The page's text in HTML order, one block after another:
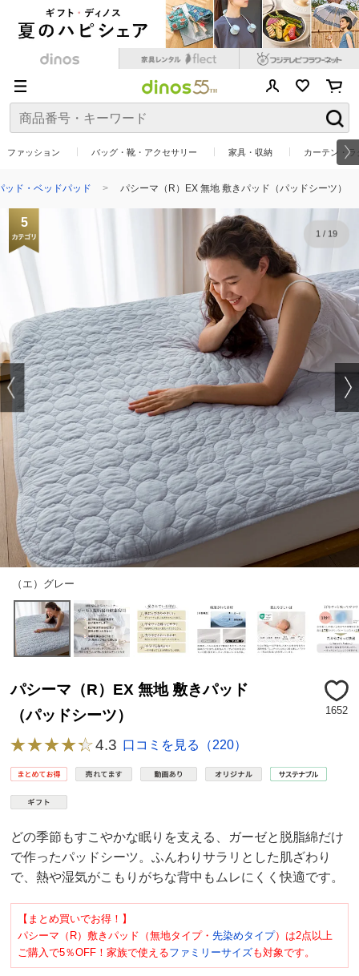
ファッション バッグ・靴・アクセサリー 家具・収納 カーテン・
ッド・ベッドパッド パシーマ（R）EX 無地 敷きパッド（パッドシーツ）
5
（エ）グレー
1/ 19
パシーマ（R）EX 無地 敷きパッド
（パッドシーツ）
1652
4.3 口コミを見る（220）
どの季節もすこやかな眠りを支える、ガーゼと脱脂綿だけ
で作ったパッドシーツ。ふんわりサラリとした肌ざわり
で、熱や湿気がこもりがちな背中もムレにくく快適です。
【まとめ買いでお得！】
パシーマ（R）敷きパッド（無地タイプ・先染めタイプ）は2点以上
ご購入で5％OFF！家族で使えるファミリーサイズも対象です。